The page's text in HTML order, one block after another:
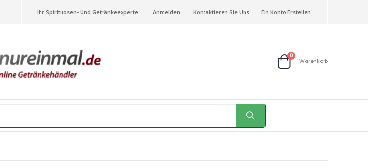
Ihr Spirituosen- Und Getränkeexperte Anmelden Kontaktieren Sie Uns Ein Konto Erstellen
Warenkorb
0Artikel
Warenkorb